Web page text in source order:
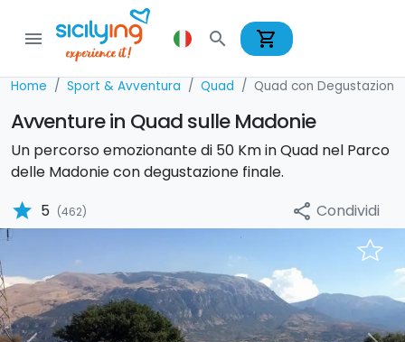
menu search shopping_cart
Home Sport & Avventura Quad Quad con Degustazione
Avventure in Quad sulle Madonie
Un percorso emozionante di 50 Km in Quad nel Parco
delle Madonie con degustazione finale.
star 5 (462) share Condividi